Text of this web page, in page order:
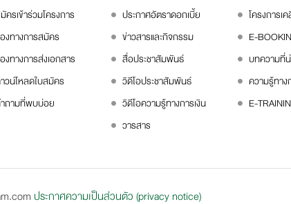
ครเข้าร่วมโครงการ
งทางการสมัคร
งทางการส่งเอกสาร
วน์โหลดใบสมัคร
ถามที่พบบ่อย
ประกาศอัตราดอกเบี้ย
ข่าวสารและกิจกรรม
สื่อประชาสัมพันธ์
วิดีโอประชาสัมพันธ์
วิดีโอความรู้ทางการเงิน
วารสาร
โครงการเ
E-
บทความที่
ความรู้ทาง
E-
ประกาศความเป็นส่วนตัว (privacy notice)